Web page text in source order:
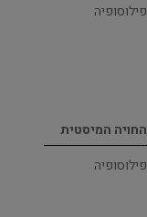
פילוסופיה
החויה המיסטית
פילוסופיה